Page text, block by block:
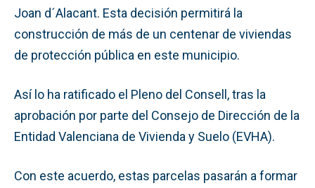
Joan d´Alacant. Esta decisión permitirá la
construcción de más de un centenar de viviendas
de protección pública en este municipio.
Así lo ha ratificado el Pleno del Consell, tras la
aprobación por parte del Consejo de Dirección de la
Entidad Valenciana de Vivienda y Suelo (EVHA).
Con este acuerdo, estas parcelas pasarán a formar